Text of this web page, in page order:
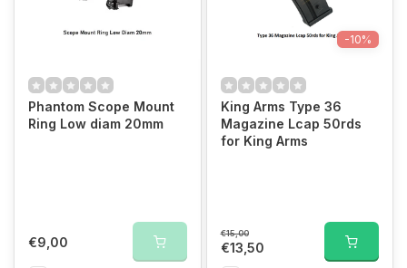
Phantom Scope Mount
Ring Low diam 20mm
€9,00
-10%
King Arms Type 36
Magazine Lcap 50rds
for King Arms
€15,00
€13,50